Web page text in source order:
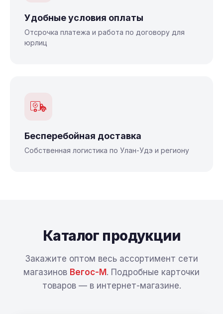
Удобные условия оплаты
Отсрочка платежа и работа по договору для
юрлиц
Бесперебойная доставка
Собственная логистика по Улан-Удэ и региону
Каталог продукции
Закажите оптом весь ассортимент сети
магазинов Вегос-М . Подробные карточки
товаров — в интернет-магазине.